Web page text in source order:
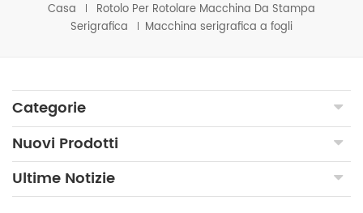
Casa
Rotolo Per Rotolare Macchina Da Stampa
Serigrafica
Macchina serigrafica a fogli
Categorie
Nuovi Prodotti
Ultime Notizie